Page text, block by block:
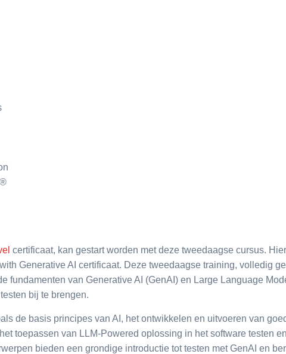
certificaat, kan gestart worden met deze tweedaagse cursus.
Generative AI certificaat. Deze tweedaagse training, volledig
fundamenten van Generative AI (GenAI) en Large Language
bij te brengen.
de basis principes van AI, het ontwikkelen en uitvoeren van
toepassen van LLM-Powered oplossing in het software testen
bieden een grondige introductie tot testen met GenAI en